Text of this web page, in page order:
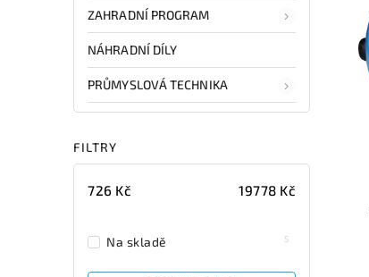
ZAHRADNÍ PROGRAM
NÁHRADNÍ DÍLY
PRŮMYSLOVÁ TECHNIKA
FILTRY
726 Kč 19778 Kč
Na skladě 5